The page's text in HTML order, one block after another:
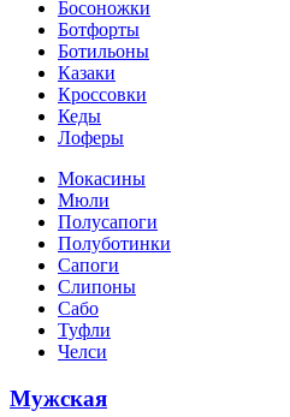
Босоножки
Ботфорты
Ботильоны
Казаки
Кроссовки
Кеды
Лоферы
Мокасины
Мюли
Полусапоги
Полуботинки
Сапоги
Слипоны
Сабо
Туфли
Челси
Мужская